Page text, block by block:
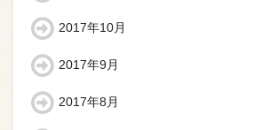
2017年10月
2017年9月
2017年8月